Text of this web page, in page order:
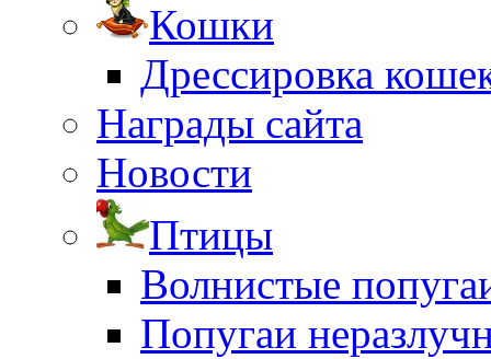
Кошки
Дрессировка
Награды сайта
Новости
Птицы
Волнистые
Попугаи